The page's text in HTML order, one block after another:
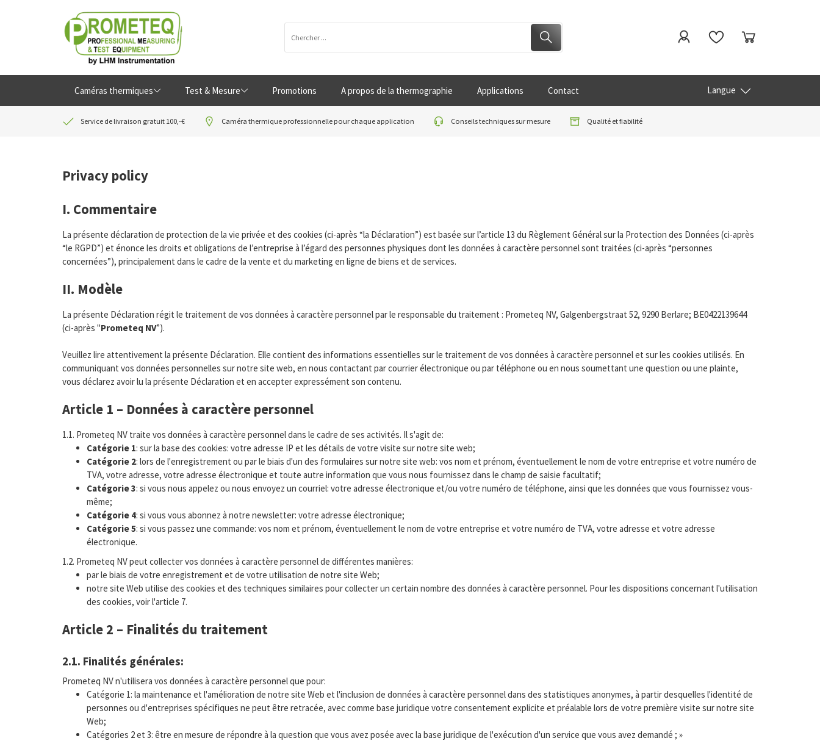
Caméras thermiques Test & Mesure Promotions A propos de la thermographie Applications Contact Langue
Service de livraison gratuit 100,-€ Caméra thermique professionnelle pour chaque application Conseils techniques sur mesure Qualité et fiabilité
Privacy policy
I. Commentaire
La présente déclaration de protection de la vie privée et des cookies (ci-après “la Déclaration”) est basée sur l’article 13 du Règlement Général sur la Protection des Données (ci-après
“le RGPD”) et énonce les droits et obligations de l’entreprise à l’égard des personnes physiques dont les données à caractère personnel sont traitées (ci-après “personnes
concernées”), principalement dans le cadre de la vente et du marketing en ligne de biens et de services.
II. Modèle
La présente Déclaration régit le traitement de vos données à caractère personnel par le responsable du traitement : Prometeq NV, Galgenbergstraat 52, 9290 Berlare; BE0422139644
(ci-après "Prometeq NV”).
Veuillez lire attentivement la présente Déclaration. Elle contient des informations essentielles sur le traitement de vos données à caractère personnel et sur les cookies utilisés. En
communiquant vos données personnelles sur notre site web, en nous contactant par courrier électronique ou par téléphone ou en nous soumettant une question ou une plainte,
vous déclarez avoir lu la présente Déclaration et en accepter expressément son contenu.
Article 1 – Données à caractère personnel
1.1. Prometeq NV traite vos données à caractère personnel dans le cadre de ses activités. Il s'agit de:
Catégorie 1: sur la base des cookies: votre adresse IP et les détails de votre visite sur notre site web;
Catégorie 2: lors de l'enregistrement ou par le biais d'un des formulaires sur notre site web: vos nom et prénom, éventuellement le nom de votre entreprise et votre numéro de
TVA, votre adresse, votre adresse électronique et toute autre information que vous nous fournissez dans le champ de saisie facultatif;
Catégorie 3: si vous nous appelez ou nous envoyez un courriel: votre adresse électronique et/ou votre numéro de téléphone, ainsi que les données que vous fournissez vous-
même;
Catégorie 4: si vous vous abonnez à notre newsletter: votre adresse électronique;
Catégorie 5: si vous passez une commande: vos nom et prénom, éventuellement le nom de votre entreprise et votre numéro de TVA, votre adresse et votre adresse
électronique.
1.2. Prometeq NV peut collecter vos données à caractère personnel de différentes manières:
par le biais de votre enregistrement et de votre utilisation de notre site Web;
notre site Web utilise des cookies et des techniques similaires pour collecter un certain nombre des données à caractère personnel. Pour les dispositions concernant l'utilisation
des cookies, voir l'article 7.
Article 2 – Finalités du traitement
2.1. Finalités générales:
Prometeq NV n'utilisera vos données à caractère personnel que pour:
Catégorie 1: la maintenance et l'amélioration de notre site Web et l'inclusion de données à caractère personnel dans des statistiques anonymes, à partir desquelles l'identité de
personnes ou d'entreprises spécifiques ne peut être retracée, avec comme base juridique votre consentement explicite et préalable lors de votre première visite sur notre site
Web;
Catégories 2 et 3: être en mesure de répondre à la question que vous avez posée avec la base juridique de l'exécution d'un service que vous avez demandé ; »